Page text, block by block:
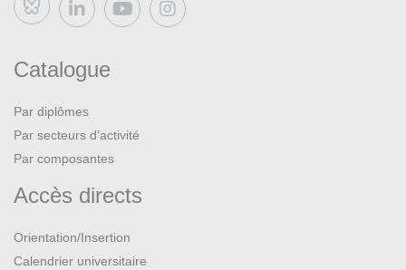
Bluesky
Catalogue
Par diplômes
Par secteurs d’activité
Par composantes
Accès directs
Orientation/Insertion
Calendrier universitaire